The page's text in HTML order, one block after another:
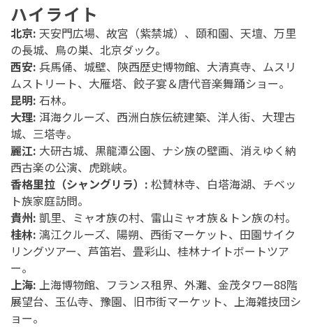
ハイライト
北京: 天安門広場、故宮（紫禁城）、頤和園、天壇、万里
の長城、鳥の巣、北京ダック。
西安: 兵馬俑、城壁、陝西歴史博物館、大清真寺、ムスリ
ムストリート、大雁塔、餃子宴＆唐代音楽舞踊ショー。
昆明: 石林。
大理: 洱海クルーズ、西洲白族伝統建築、洋人街、大理古
城、三塔寺。
麗江: 大研古城、黒龍潭公園、ナシ族の壁画、消えゆく納
西古楽の公演、虎跳峡。
香格里拉（シャングリラ）: 松賛林寺、白塔海湖、チベッ
ト族家庭訪問。
貴州: 凱里、ミャオ族の村、雷山ミャオ族＆トン族の村。
桂林: 漓江クルーズ、陽朔、西街マーケット、田園サイク
リングツアー、芦笛岩、畳彩山、桂林ナイトボートツア
ー。
上海: 上海博物館、フランス租界、外灘、金茂タワー88階
展望台、玉仏寺、豫園、旧市街マーケット、上海雑技団シ
ョー。